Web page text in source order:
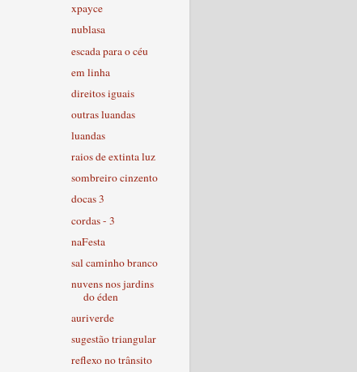
xpayce
nublasa
escada para o céu
em linha
direitos iguais
outras luandas
luandas
raios de extinta luz
sombreiro cinzento
docas 3
cordas - 3
naFesta
sal caminho branco
nuvens nos jardins
do éden
auriverde
sugestão triangular
reflexo no trânsito